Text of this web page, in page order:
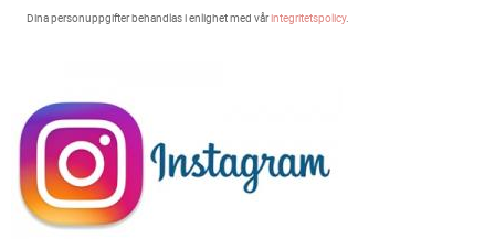
Dina personuppgifter behandlas i enlighet med vårintegritetspolicy.